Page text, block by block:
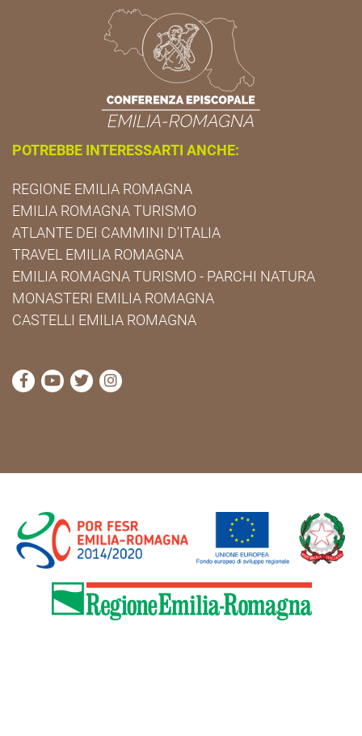
POTREBBE INTERESSARTI ANCHE:
REGIONE EMILIA ROMAGNA
EMILIA ROMAGNA TURISMO
ATLANTE DEI CAMMINI D'ITALIA
TRAVEL EMILIA ROMAGNA
EMILIA ROMAGNA TURISMO - PARCHI NATURA
MONASTERI EMILIA ROMAGNA
CASTELLI EMILIA ROMAGNA
visita la pagina Facebook di Cammini Emilia-
visita la pagina YouTube di Cammini Emilia-
visita la pagina Twitter di Cammini Emilia-
visita la pagina Instagram di Cammini